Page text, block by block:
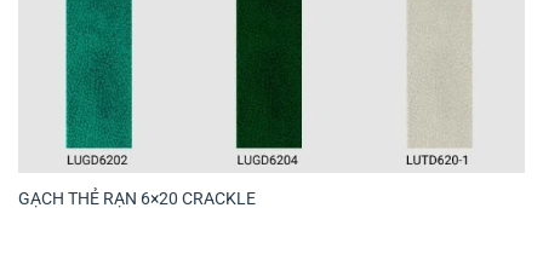
GẠCH THẺ RẠN 6×20 CRACKLE